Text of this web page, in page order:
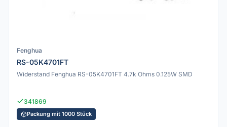
Fenghua
RS-05K4701FT
Widerstand Fenghua RS-05K4701FT 4.7k Ohms 0.125W SMD
341869
Packung mit 1000 Stück